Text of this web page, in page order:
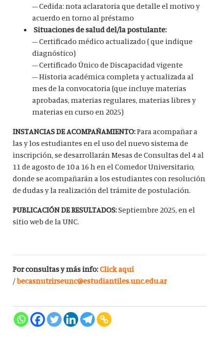
– Cedida: nota aclaratoria que detalle el motivo y
acuerdo en torno al préstamo
Situaciones de salud del/la postulante:
– Certificado médico actualizado ( que indique
diagnóstico)
– Certificado Único de Discapacidad vigente
– Historia académica completa y actualizada al
mes de la convocatoria (que incluye materias
aprobadas, materias regulares, materias libres y
materias en curso en 2025)
INSTANCIAS DE ACOMPAÑAMIENTO:Para acompañar a
las y los estudiantes en el uso del nuevo sistema de
inscripción, se desarrollarán Mesas de Consultas del 4 al
11 de agosto de 10 a 16 h en el Comedor Universitario,
donde se acompañarán a los estudiantes con resolución
de dudas y la realización del trámite de postulación.
PUBLICACIÓN DE RESULTADOS:Septiembre 2025, en el
sitio web de la UNC.
Por consultas y más info:Click aquí
/becasnutrirseunc@estudiantiles.unc.edu.ar